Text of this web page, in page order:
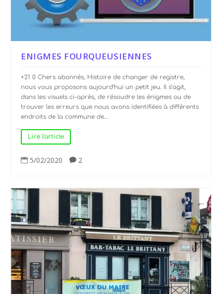
ENIGMES FOURQUEUSIENNES
+21 0 Chers abonnés, Histoire de changer de registre,
nous vous proposons aujourd’hui un petit jeu. Il s’agit,
dans les visuels ci-après, de résoudre les énigmes ou de
trouver les erreurs que nous avons identifiées à différents
endroits de la commune de...
Lire l'article
 5/02/2020  2